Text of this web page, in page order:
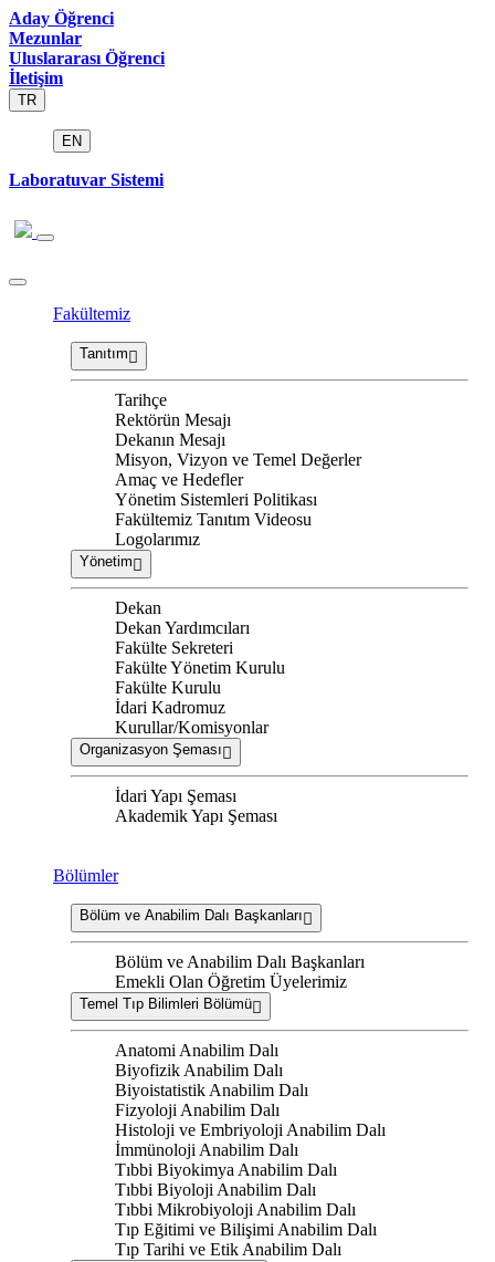
Aday Öğrenci
Mezunlar
Uluslararası Öğrenci
İletişim
TR
EN
Laboratuvar Sistemi
Fakültemiz
Tanıtım
Tarihçe
Rektörün Mesajı
Dekanın Mesajı
Misyon, Vizyon ve Temel Değerler
Amaç ve Hedefler
Yönetim Sistemleri Politikası
Fakültemiz Tanıtım Videosu
Logolarımız
Yönetim
Dekan
Dekan Yardımcıları
Fakülte Sekreteri
Fakülte Yönetim Kurulu
Fakülte Kurulu
İdari Kadromuz
Kurullar/Komisyonlar
Organizasyon Şeması
İdari Yapı Şeması
Akademik Yapı Şeması
Bölümler
Bölüm ve Anabilim Dalı Başkanları
Bölüm ve Anabilim Dalı Başkanları
Emekli Olan Öğretim Üyelerimiz
Temel Tıp Bilimleri Bölümü
Anatomi Anabilim Dalı
Biyofizik Anabilim Dalı
Biyoistatistik Anabilim Dalı
Fizyoloji Anabilim Dalı
Histoloji ve Embriyoloji Anabilim Dalı
İmmünoloji Anabilim Dalı
Tıbbi Biyokimya Anabilim Dalı
Tıbbi Biyoloji Anabilim Dalı
Tıbbi Mikrobiyoloji Anabilim Dalı
Tıp Eğitimi ve Bilişimi Anabilim Dalı
Tıp Tarihi ve Etik Anabilim Dalı